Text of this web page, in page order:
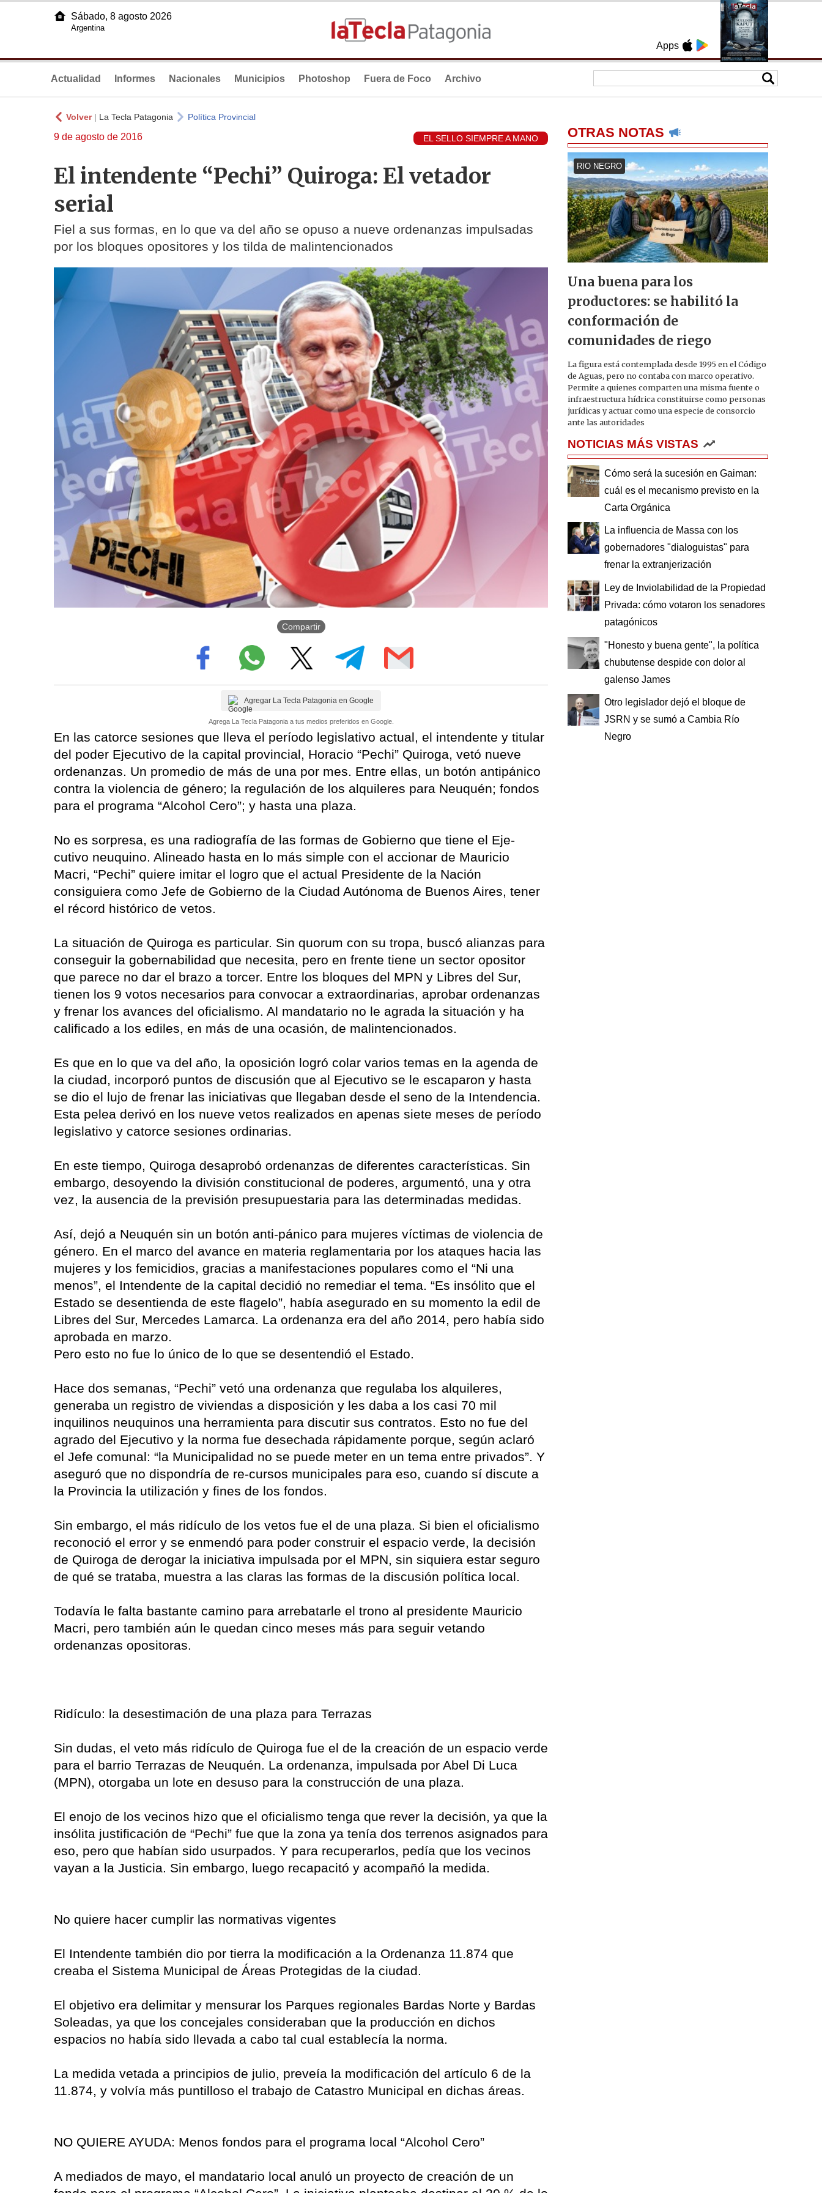
Apps
Sábado, 8 agosto 2026
Argentina
Actualidad Informes Nacionales Municipios Photoshop Fuera de Foco Archivo
Volver| La Tecla Patagonia Política Provincial
9 de agosto de 2016 EL SELLO SIEMPRE A MANO
El intendente “Pechi” Quiroga: El vetador
serial
Fiel a sus formas, en lo que va del año se opuso a nueve ordenanzas impulsadas
por los bloques opositores y los tilda de malintencionados
Compartir
Agregar La Tecla Patagonia en Google
Agrega La Tecla Patagonia a tus medios preferidos en Google.
En las catorce sesiones que lleva el período legislativo actual, el intendente y titular
del poder Ejecutivo de la capital provincial, Horacio “Pechi” Quiroga, vetó nueve
ordenanzas. Un promedio de más de una por mes. Entre ellas, un botón antipánico
contra la violencia de género; la regulación de los alquileres para Neuquén; fondos
para el programa “Alcohol Cero”; y hasta una plaza.
No es sorpresa, es una radiografía de las formas de Gobierno que tiene el Eje-
cutivo neuquino. Alineado hasta en lo más simple con el accionar de Mauricio
Macri, “Pechi” quiere imitar el logro que el actual Presidente de la Nación
consiguiera como Jefe de Gobierno de la Ciudad Autónoma de Buenos Aires, tener
el récord histórico de vetos.
La situación de Quiroga es particular. Sin quorum con su tropa, buscó alianzas para
conseguir la gobernabilidad que necesita, pero en frente tiene un sector opositor
que parece no dar el brazo a torcer. Entre los bloques del MPN y Libres del Sur,
tienen los 9 votos necesarios para convocar a extraordinarias, aprobar ordenanzas
y frenar los avances del oficialismo. Al mandatario no le agrada la situación y ha
calificado a los ediles, en más de una ocasión, de malintencionados.
Es que en lo que va del año, la oposición logró colar varios temas en la agenda de
la ciudad, incorporó puntos de discusión que al Ejecutivo se le escaparon y hasta
se dio el lujo de frenar las iniciativas que llegaban desde el seno de la Intendencia.
Esta pelea derivó en los nueve vetos realizados en apenas siete meses de período
legislativo y catorce sesiones ordinarias.
En este tiempo, Quiroga desaprobó ordenanzas de diferentes características. Sin
embargo, desoyendo la división constitucional de poderes, argumentó, una y otra
vez, la ausencia de la previsión presupuestaria para las determinadas medidas.
Así, dejó a Neuquén sin un botón anti-pánico para mujeres víctimas de violencia de
género. En el marco del avance en materia reglamentaria por los ataques hacia las
mujeres y los femicidios, gracias a manifestaciones populares como el “Ni una
menos”, el Intendente de la capital decidió no remediar el tema. “Es insólito que el
Estado se desentienda de este flagelo”, había asegurado en su momento la edil de
Libres del Sur, Mercedes Lamarca. La ordenanza era del año 2014, pero había sido
aprobada en marzo.
Pero esto no fue lo único de lo que se desentendió el Estado.
Hace dos semanas, “Pechi” vetó una ordenanza que regulaba los alquileres,
generaba un registro de viviendas a disposición y les daba a los casi 70 mil
inquilinos neuquinos una herramienta para discutir sus contratos. Esto no fue del
agrado del Ejecutivo y la norma fue desechada rápidamente porque, según aclaró
el Jefe comunal: “la Municipalidad no se puede meter en un tema entre privados”. Y
aseguró que no dispondría de re-cursos municipales para eso, cuando sí discute a
la Provincia la utilización y fines de los fondos.
Sin embargo, el más ridículo de los vetos fue el de una plaza. Si bien el oficialismo
reconoció el error y se enmendó para poder construir el espacio verde, la decisión
de Quiroga de derogar la iniciativa impulsada por el MPN, sin siquiera estar seguro
de qué se trataba, muestra a las claras las formas de la discusión política local.
Todavía le falta bastante camino para arrebatarle el trono al presidente Mauricio
Macri, pero también aún le quedan cinco meses más para seguir vetando
ordenanzas opositoras.
Ridículo: la desestimación de una plaza para Terrazas
Sin dudas, el veto más ridículo de Quiroga fue el de la creación de un espacio verde
para el barrio Terrazas de Neuquén. La ordenanza, impulsada por Abel Di Luca
(MPN), otorgaba un lote en desuso para la construcción de una plaza.
El enojo de los vecinos hizo que el oficialismo tenga que rever la decisión, ya que la
insólita justificación de “Pechi” fue que la zona ya tenía dos terrenos asignados para
eso, pero que habían sido usurpados. Y para recuperarlos, pedía que los vecinos
vayan a la Justicia. Sin embargo, luego recapacitó y acompañó la medida.
No quiere hacer cumplir las normativas vigentes
El Intendente también dio por tierra la modificación a la Ordenanza 11.874 que
creaba el Sistema Municipal de Áreas Protegidas de la ciudad.
El objetivo era delimitar y mensurar los Parques regionales Bardas Norte y Bardas
Soleadas, ya que los concejales consideraban que la producción en dichos
espacios no había sido llevada a cabo tal cual establecía la norma.
La medida vetada a principios de julio, preveía la modificación del artículo 6 de la
11.874, y volvía más puntilloso el trabajo de Catastro Municipal en dichas áreas.
NO QUIERE AYUDA: Menos fondos para el programa local “Alcohol Cero”
A mediados de mayo, el mandatario local anuló un proyecto de creación de un
OTRAS NOTAS
RIO NEGRO
Una buena para los
productores: se habilitó la
conformación de
comunidades de riego
La figura está contemplada desde 1995 en el Código
de Aguas, pero no contaba con marco operativo.
Permite a quienes comparten una misma fuente o
infraestructura hídrica constituirse como personas
jurídicas y actuar como una especie de consorcio
ante las autoridades
NOTICIAS MÁS VISTAS
Cómo será la sucesión en Gaiman:
cuál es el mecanismo previsto en la
Carta Orgánica
La influencia de Massa con los
gobernadores "dialoguistas" para
frenar la extranjerización
Ley de Inviolabilidad de la Propiedad
Privada: cómo votaron los senadores
patagónicos
"Honesto y buena gente", la política
chubutense despide con dolor al
galenso James
Otro legislador dejó el bloque de
JSRN y se sumó a Cambia Río
Negro